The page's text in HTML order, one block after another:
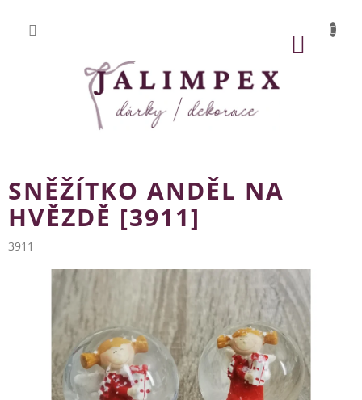
obsah
SNĚŽÍTKO ANDĚL NA
HVĚZDĚ [3911]
3911